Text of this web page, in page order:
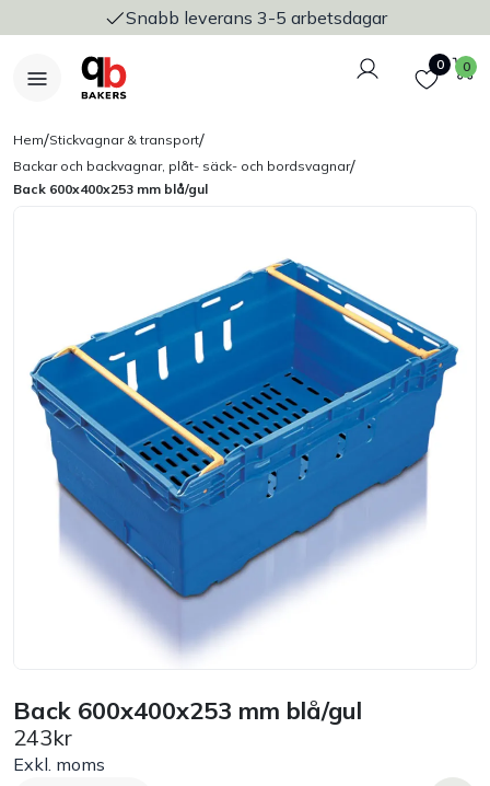
Snabb leverans 3-5 arbetsdagar
Logga in
Favoriter
0 0
Bageriplåtar & bakformar
Stickvagnar & transport
Utensilier
Råvaruhantering & lagring
Maskiner & apparater
Exponering & servering
Städutrustning
Hem/Stickvagnar & transport/
Backar och backvagnar, plåt- säck- och bordsvagnar/
Back 600x400x253 mm blå/gul
Back 600x400x253 mm blå/gul
243kr
Exkl. moms